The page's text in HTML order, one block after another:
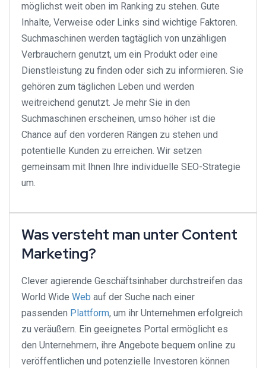
möglichst weit oben im Ranking zu stehen. Gute
Inhalte, Verweise oder Links sind wichtige Faktoren.
Suchmaschinen werden tagtäglich von unzähligen
Verbrauchern genutzt, um ein Produkt oder eine
Dienstleistung zu finden oder sich zu informieren. Sie
gehören zum täglichen Leben und werden
weitreichend genutzt. Je mehr Sie in den
Suchmaschinen erscheinen, umso höher ist die
Chance auf den vorderen Rängen zu stehen und
potentielle Kunden zu erreichen. Wir setzen
gemeinsam mit Ihnen Ihre individuelle SEO-Strategie
um.
Was versteht man unter Content
Marketing?
Clever agierende Geschäftsinhaber durchstreifen das
World Wide Web auf der Suche nach einer
passenden Plattform, um ihr Unternehmen erfolgreich
zu veräußern. Ein geeignetes Portal ermöglicht es
den Unternehmern, ihre Angebote bequem online zu
veröffentlichen und potenzielle Investoren können